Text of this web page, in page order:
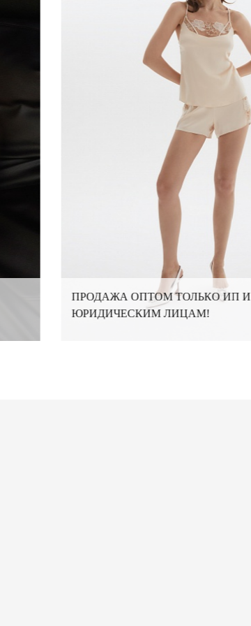
ПРОДАЖА ОПТОМ ТОЛЬКО ИП И
ЮРИДИЧЕСКИМ ЛИЦАМ!